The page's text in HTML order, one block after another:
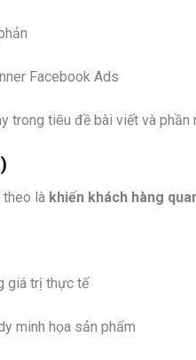
Facebook Ads
trong tiêu đề bài viết và
là khiến khách hàng
giá trị thực tế
minh họa sản phẩm